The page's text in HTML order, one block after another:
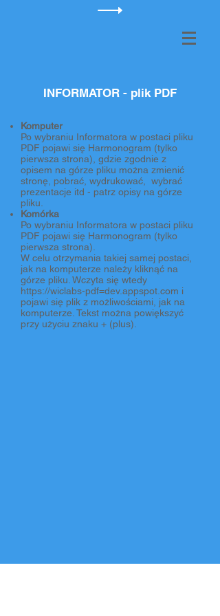
INFORMATOR - plik PDF
Komputer
Po wybraniu Informatora w postaci pliku
PDF pojawi się Harmonogram (tylko
pierwsza strona), gdzie zgodnie z
opisem na górze pliku można zmienić
stronę, pobrać, wydrukować, wybrać
prezentacje itd - patrz opisy na górze
pliku.
Komórka
Po wybraniu Informatora w postaci pliku
PDF pojawi się Harmonogram (tylko
pierwsza strona).
W celu otrzymania takiej samej postaci,
jak na komputerze należy kliknąć na
górze pliku. Wczyta się wtedy
https://wiclabs-pdf=dev.appspot.com i
pojawi się plik z możliwościami, jak na
komputerze. Tekst można powiększyć
przy użyciu znaku + (plus).